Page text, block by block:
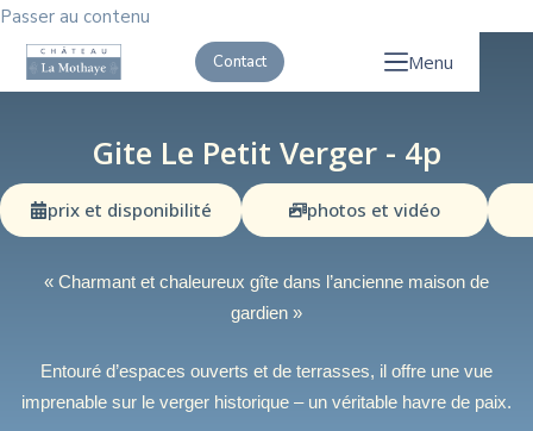
Passer au contenu
Contact Menu
Gite Le Petit Verger - 4p
prix et disponibilité photos et vidéo
« Charmant et chaleureux gîte dans l’ancienne maison de
gardien »
Entouré d’espaces ouverts et de terrasses, il offre une vue
imprenable sur le verger historique – un véritable havre de paix.